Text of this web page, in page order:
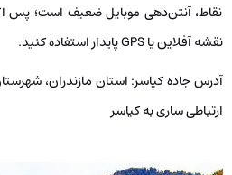
نقاط، آنتن‌دهی موبایل ضعیف است؛ پس
نقشه آفلاین یا GPS پایدار استفاده کنید.
آدرس جاده کیاسر: استان مازندران،
ارتباطی ساری به کیاسر